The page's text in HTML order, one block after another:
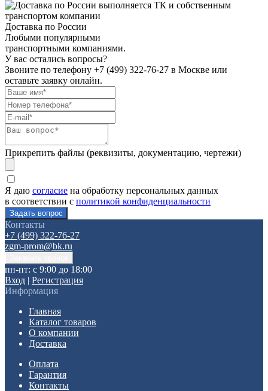
Доставка по России
Любыми популярными
транспортными компаниями.
У вас остались вопросы?
Звоните по телефону +7 (499) 322-76-27 в Москве или
оставьте заявку онлайн.
Прикрепить файлы (реквизиты, документацию, чертежи)
Я даю согласие на обработку персональных данных
в соответствии с политикой конфиденциальности
Контакты
+7 (499) 322-76-27
zgm-prom@bk.ru
пн-пт: с 9:00 до 18:00
Вход | Регистрация
Информация
Главная
Каталог товаров
О компании
Доставка
Оплата
Гарантия
Контакты